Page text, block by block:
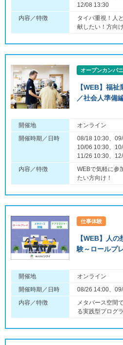
12/08 13:30
内容／特徴
タイパ重視！人
献したい！方向
オープンカンパ
【WEB】福
／社会人準備
開催地
オンライン
開催時期／日時
08/18 10:30、
10/06 10:30、
11/26 10:30、
内容／特徴
WEBで気軽に参
たい方向け！
仕事体験
【WEB】人
験～ロールプ
開催地
オンライン
開催時期／日時
08/26 14:00、
内容／特徴
メタバース空間
る実践型プログ